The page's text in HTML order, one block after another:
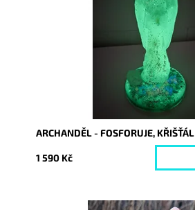
ARCHANDĚL - FOSFORUJE, KŘIŠŤÁL
1 590 Kč